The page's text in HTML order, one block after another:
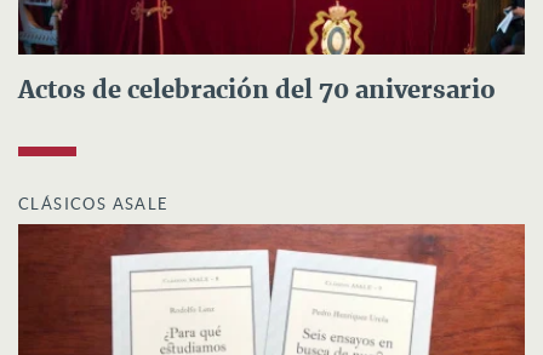
Actos de celebración del 70 aniversario
CLÁSICOS ASALE